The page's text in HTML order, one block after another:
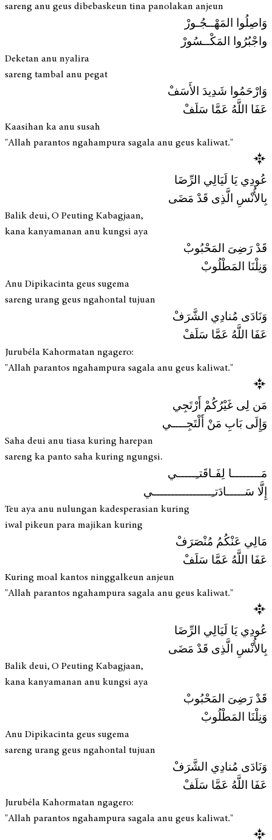
sareng anu geus dibebaskeun tina panolakan anjeun
وَاصِلُوا المَهْــجُـورْ
واجْبُرُوا المَكْــسُورْ
Deketan anu nyalira
sareng tambal anu pegat
وَارْحَمُوا شَدِيدَ الأَسَفْ
عَفَا اللَّهُ عَمَّا سَلَفْ
Kaasihan ka anu susah
"Allah parantos ngahampura sagala anu geus kaliwat."
عُودِي يَا لَيَالِي الرِّضَا
بِالأُنْسِ الَّذِى قَدْ مَضَى
Balik deui, O Peuting Kabagjaan,
kana kanyamanan anu kungsi aya
قَدْ رَضِىَ المَحْبُوبْ
وَنِلْنَا المَطْلُوبْ
Anu Dipikacinta geus sugema
sareng urang geus ngahontal tujuan
وَنَادَى مُنادِي الشَّرَفْ
عَفَا اللَّهُ عَمَّا سَلَفْ
Jurubéla Kahormatan ngagero:
"Allah parantos ngahampura sagala anu geus kaliwat."
مَن لِى غَيْرُكُمْ أَرْتَجِي
وَإِلَى بَابِ مَنْ أَلْتَجِــــي
Saha deui anu tiasa kuring harepan
sareng ka panto saha kuring ngungsi.
مَــــــــا لِفَـاقَتـِـــــي
إِلَّا سَـــــادَتـِــــــــــــــــي
Teu aya anu nulungan kadesperasian kuring
iwal pikeun para majikan kuring
مَالِي عَنْكُمُ مُنْصَرَفْ
عَفَا اللَّهُ عَمَّا سَلَفْ
Kuring moal kantos ninggalkeun anjeun
"Allah parantos ngahampura sagala anu geus kaliwat."
عُودِي يَا لَيَالِي الرِّضَا
بِالأُنْسِ الَّذِى قَدْ مَضَى
Balik deui, O Peuting Kabagjaan,
kana kanyamanan anu kungsi aya
قَدْ رَضِىَ المَحْبُوبْ
وَنِلْنَا المَطْلُوبْ
Anu Dipikacinta geus sugema
sareng urang geus ngahontal tujuan
وَنَادَى مُنادِي الشَّرَفْ
عَفَا اللَّهُ عَمَّا سَلَفْ
Jurubéla Kahormatan ngagero:
"Allah parantos ngahampura sagala anu geus kaliwat."